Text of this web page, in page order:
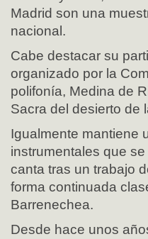
Madrid son una
nacional.
Cabe destacar su
organizado por la
polifonía, Medina de
Sacra del desierto de
Igualmente mantiene
instrumentales que
canta tras un trabajo
forma continuada
Barrenechea.
Desde hace unos